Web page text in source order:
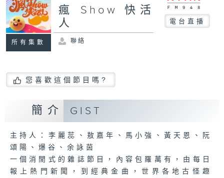
所有集數
瘋 Show 快活
人
電台直播
聯絡
您喜歡這個節目嗎?
簡介 GIST
主持人：李麗蕊、敖嘉年、馬小強、黃天恩、阮
頌陽、爆谷、余詠茵
一個消閒式的雜誌節目，內容包羅萬有，由每日
報上熱門新聞，到經典金曲，世界各地古怪趣